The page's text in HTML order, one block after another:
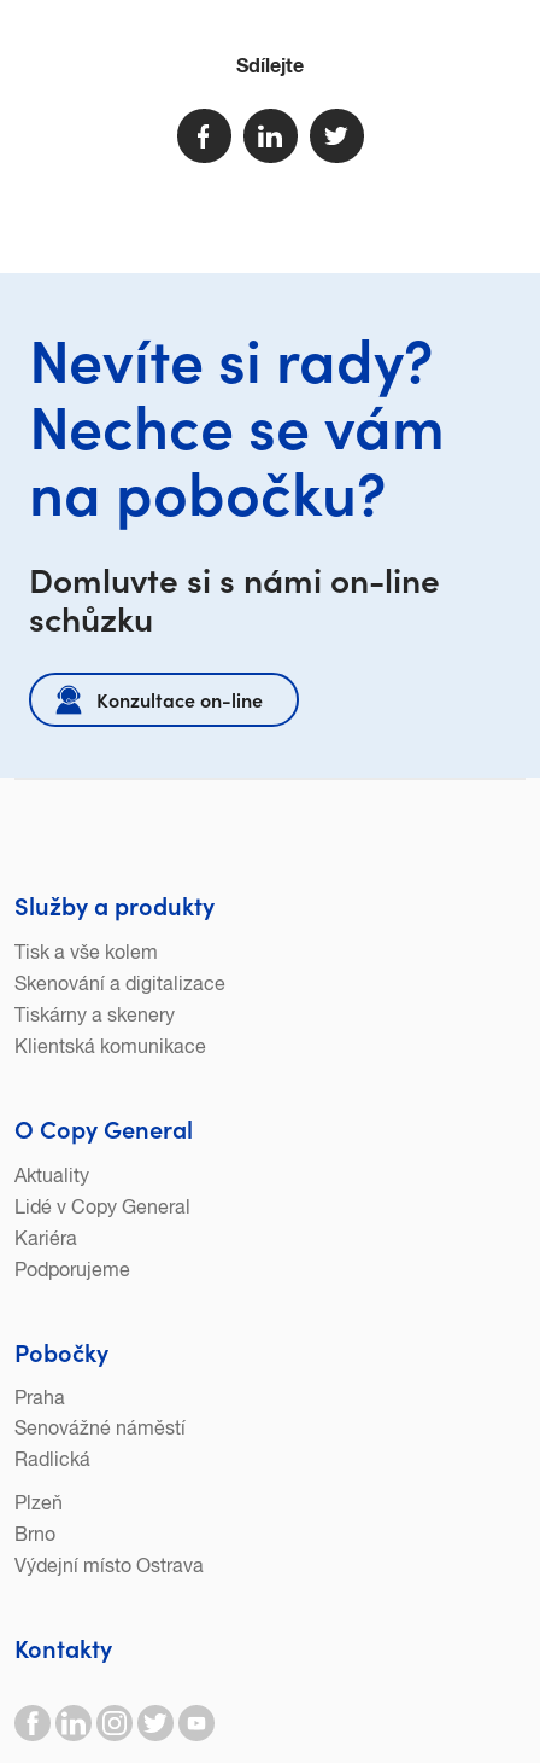
Sdílejte
Nevíte si rady?
Nechce se vám
na pobočku?
Domluvte si s námi on-line
schůzku
Konzultace on-line
Služby a produkty
Tisk a vše kolem
Skenování a digitalizace
Tiskárny a skenery
Klientská komunikace
O Copy General
Aktuality
Lidé v Copy General
Kariéra
Podporujeme
Pobočky
Praha
Senovážné náměstí
Radlická
Plzeň
Brno
Výdejní místo Ostrava
Kontakty